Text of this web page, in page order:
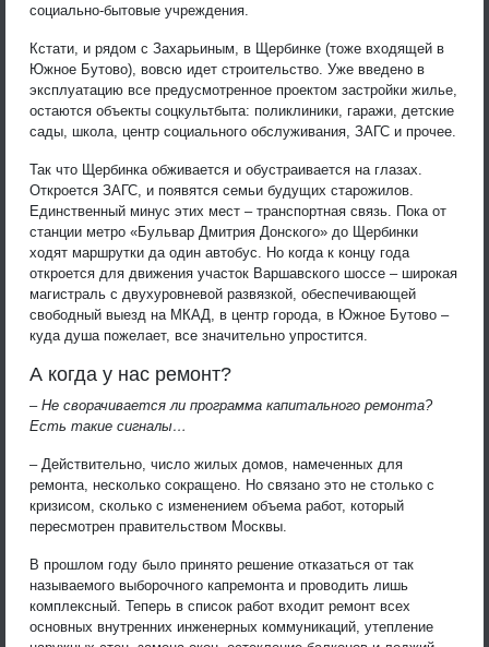
социально-бытовые учреждения.
Кстати, и рядом с Захарьиным, в Щербинке (тоже входящей в
Южное Бутово), вовсю идет строительство. Уже введено в
эксплуатацию все предусмотренное проектом застройки жилье,
остаются объекты соцкультбыта: поликлиники, гаражи, детские
сады, школа, центр социального обслуживания, ЗАГС и прочее.
Так что Щербинка обживается и обустраивается на глазах.
Откроется ЗАГС, и появятся семьи будущих старожилов.
Единственный минус этих мест – транспортная связь. Пока от
станции метро «Бульвар Дмитрия Донского» до Щербинки
ходят маршрутки да один автобус. Но когда к концу года
откроется для движения участок Варшавского шоссе – широкая
магистраль с двухуровневой развязкой, обеспечивающей
свободный выезд на МКАД, в центр города, в Южное Бутово –
куда душа пожелает, все значительно упростится.
А когда у нас ремонт?
– Не сворачивается ли программа капитального ремонта?
Есть такие сигналы…
– Действительно, число жилых домов, намеченных для
ремонта, несколько сокращено. Но связано это не столько с
кризисом, сколько с изменением объема работ, который
пересмотрен правительством Москвы.
В прошлом году было принято решение отказаться от так
называемого выборочного капремонта и проводить лишь
комплексный. Теперь в список работ входит ремонт всех
основных внутренних инженерных коммуникаций, утепление